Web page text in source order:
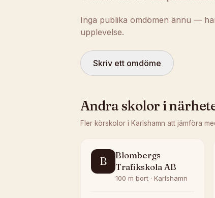
Inga publika omdömen ännu —
upplevelse.
Skriv ett omdöme
Andra skolor i
Fler körskolor i Karlshamn att jämföra
B
Blombergs
Trafikskola AB
100 m bort · Karlshamn